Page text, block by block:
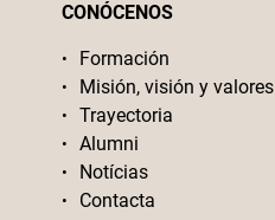
CONÓCENOS
Formación
Misión, visión y valores
Trayectoria
Alumni
Notícias
Contacta